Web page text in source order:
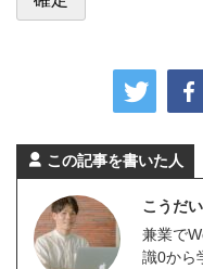
この記事を書いた人
こうだい
兼業で
識0から